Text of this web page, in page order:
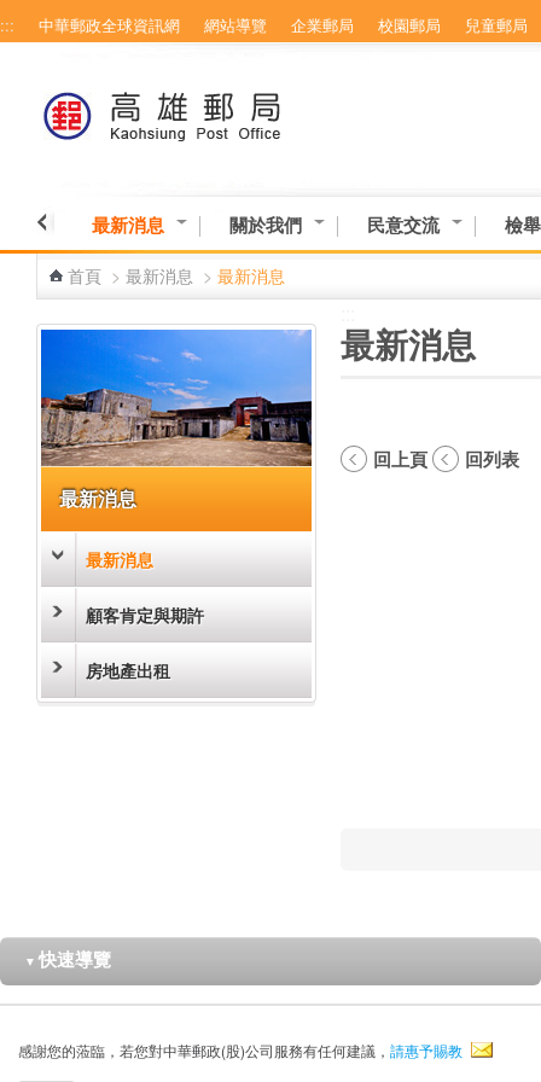
跳到主要內容區塊
::: 中華郵政全球資訊網 網站導覽 企業郵局 校園郵局 兒童郵局
最新消息 關於我們 民意交流 檢
首頁 > 最新消息 > 最新消息
最新消息
最新消息
顧客肯定與期許
房地產出租
最新消息
回上頁 回列表
▼ 快速導覽
感謝您的蒞臨，若您對中華郵政(股)公司服務有任何建議， 請惠予賜教